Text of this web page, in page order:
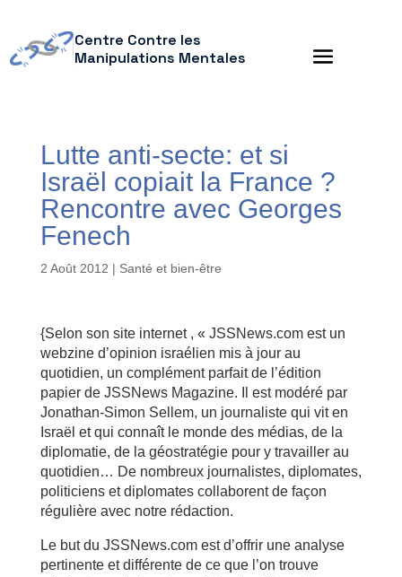
Centre Contre les
Manipulations Mentales
Lutte anti-secte: et si
Israël copiait la France ?
Rencontre avec Georges
Fenech
2 Août 2012 | Santé et bien-être
{Selon son site internet , « JSSNews.com est un
webzine d’opinion israélien mis à jour au
quotidien, un complément parfait de l’édition
papier de JSSNews Magazine. Il est modéré par
Jonathan-Simon Sellem, un journaliste qui vit en
Israël et qui connaît le monde des médias, de la
diplomatie, de la géostratégie pour y travailler au
quotidien… De nombreux journalistes, diplomates,
politiciens et diplomates collaborent de façon
régulière avec notre rédaction.
Le but du JSSNews.com est d’offrir une analyse
pertinente et différente de ce que l’on trouve